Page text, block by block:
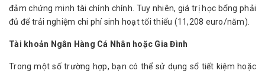
đảm chứng minh tài chính chính. Tuy nhiên, giá trị học bổng phải
đủ để trải nghiệm chi phí sinh hoạt tối thiểu (11,208 euro/năm).
Tài khoản Ngân Hàng Cá Nhân hoặc Gia Đình
Trong một số trường hợp, bạn có thể sử dụng sổ tiết kiệm hoặc